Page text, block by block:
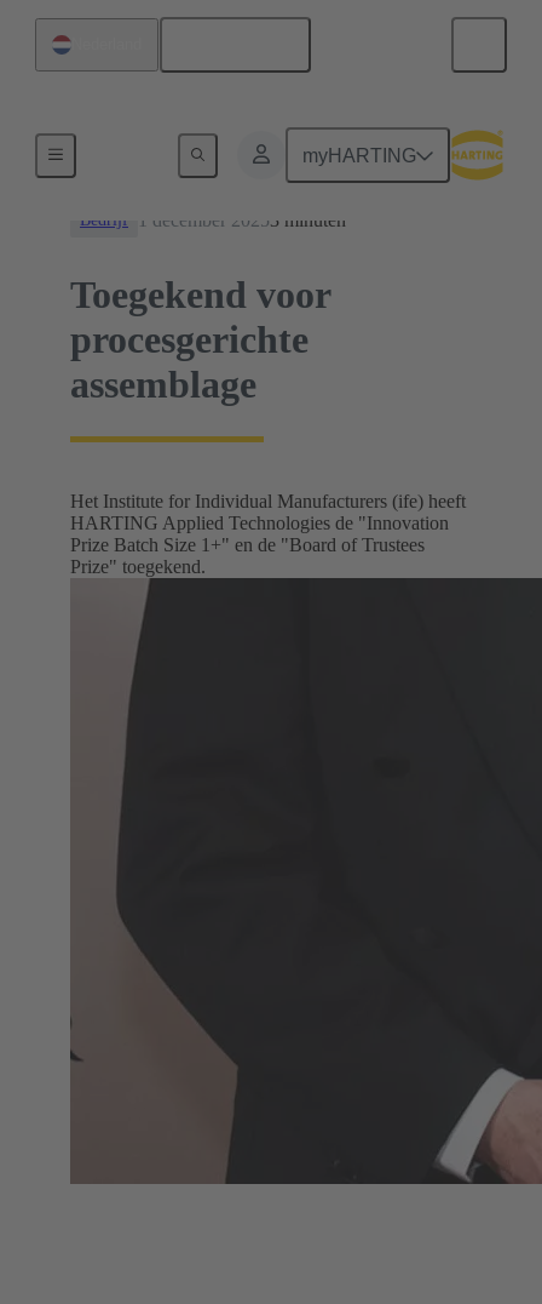
myHARTING
Bedrijf 1 december 20253 minuten
Toegekend voor
procesgerichte
assemblage
Het Institute for Individual Manufacturers (ife) heeft
HARTING Applied Technologies de "Innovation
Prize Batch Size 1+" en de "Board of Trustees
Prize" toegekend.